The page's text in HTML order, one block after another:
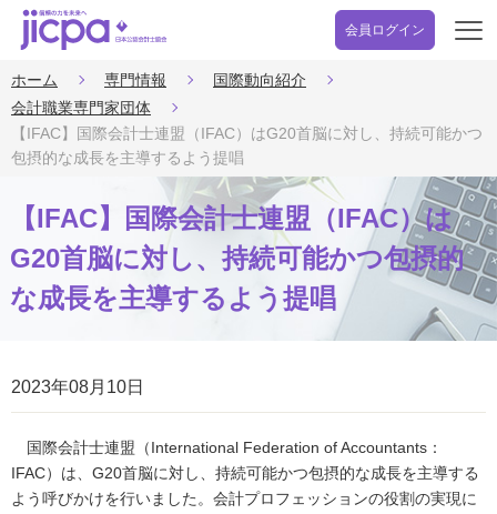
会員ログイン
開
ホーム 専門情報
国際動向紹介
会計職業専門家団体
【IFAC】国際会計士連盟（IFAC）はG20首脳に対し、持続可能かつ
包摂的な成長を主導するよう提唱
【IFAC】国際会計士連盟（IFAC）は
G20首脳に対し、持続可能かつ包摂的
な成長を主導するよう提唱
2023年08月10日
国際会計士連盟（International Federation of Accountants：
IFAC）は、G20首脳に対し、持続可能かつ包摂的な成長を主導する
よう呼びかけを行いました。会計プロフェッションの役割の実現に